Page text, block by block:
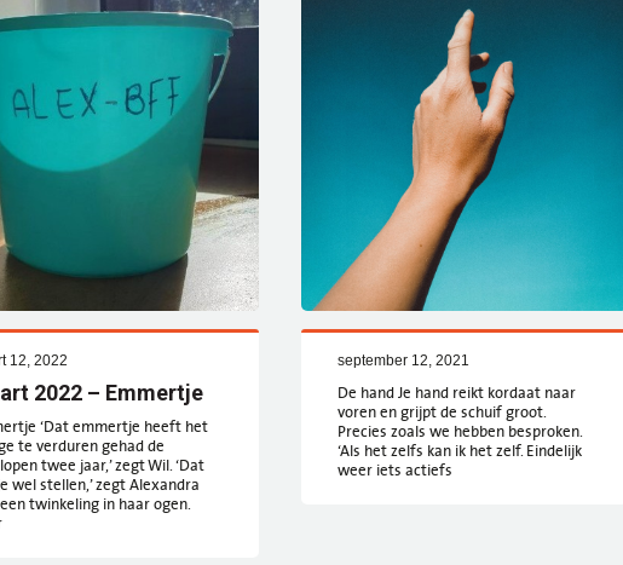
12, 2022
2022 – Emmertje
‘Dat emmertje heeft het
te verduren gehad de
twee jaar,’ zegt Wil. ‘Dat
wel stellen,’ zegt Alexandra
twinkeling in haar ogen.
september 12, 2021
De hand Je hand reikt kordaat naar
voren en grijpt de schuif groot.
Precies zoals we hebben besproken.
‘Als het zelfs kan ik het zelf. Eindelijk
weer iets actiefs